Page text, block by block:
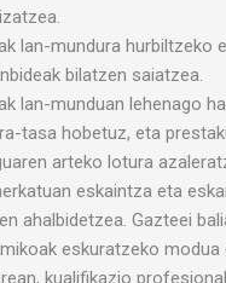
lan-mundura hurbiltzeko
bilatzen saiatzea.
lan-munduan lehenago
tasa hobetuz, eta
arteko lotura
eskaintza eta
ahalbidetzea. Gazteei
eskuratzeko modua
kualifikazio